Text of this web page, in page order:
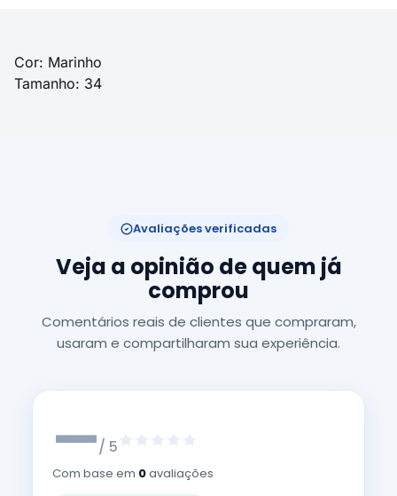
Cor: Marinho
Tamanho: 34
Avaliações verificadas
Veja a opinião de quem já
comprou
Comentários reais de clientes que compraram,
usaram e compartilharam sua experiência.
—/ 5
Com base em 0avaliações